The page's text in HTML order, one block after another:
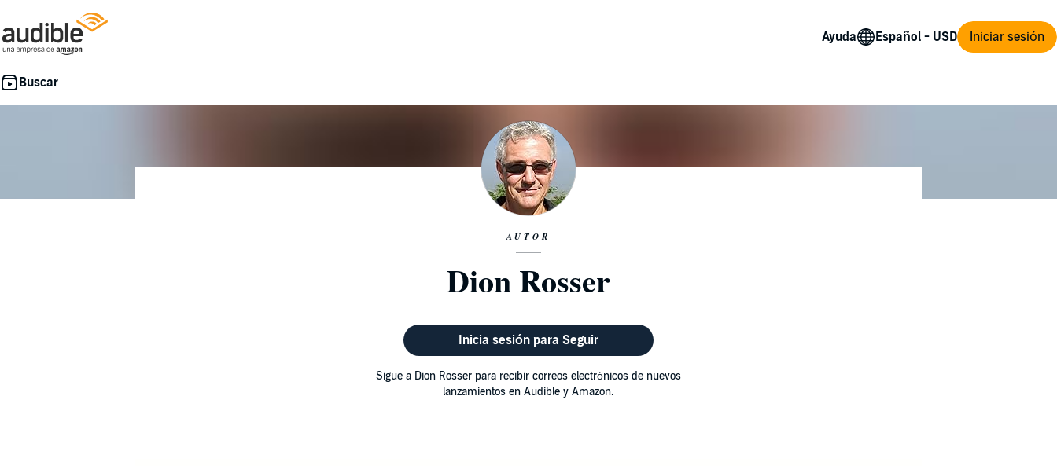
Ayuda Iniciar sesión
AUTOR
Dion Rosser
Inicia sesión para Seguir
Sigue a Dion Rosser para recibir correos electrónicos de nuevos
lanzamientos en Audible y Amazon.